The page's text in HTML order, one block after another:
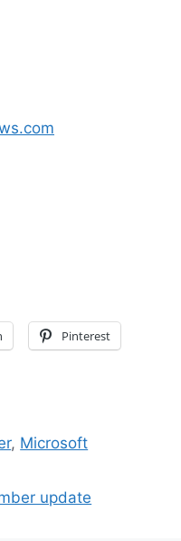
Pinterest
, Microsoft
update